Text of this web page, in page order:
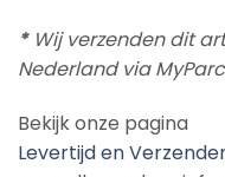
*Wij verzenden dit
Nederland via
Bekijk onze pagina
Levertijd en